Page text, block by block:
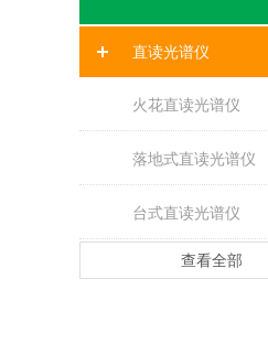
直读光谱仪
火花直读光谱仪
落地式直读光谱仪
台式直读光谱仪
查看全部